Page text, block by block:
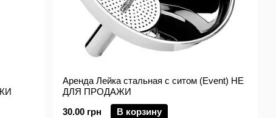
Аренда Лейка стальная с ситом (Event) НЕ
ДЛЯ ПРОДАЖИ
30.00 грн
В корзину